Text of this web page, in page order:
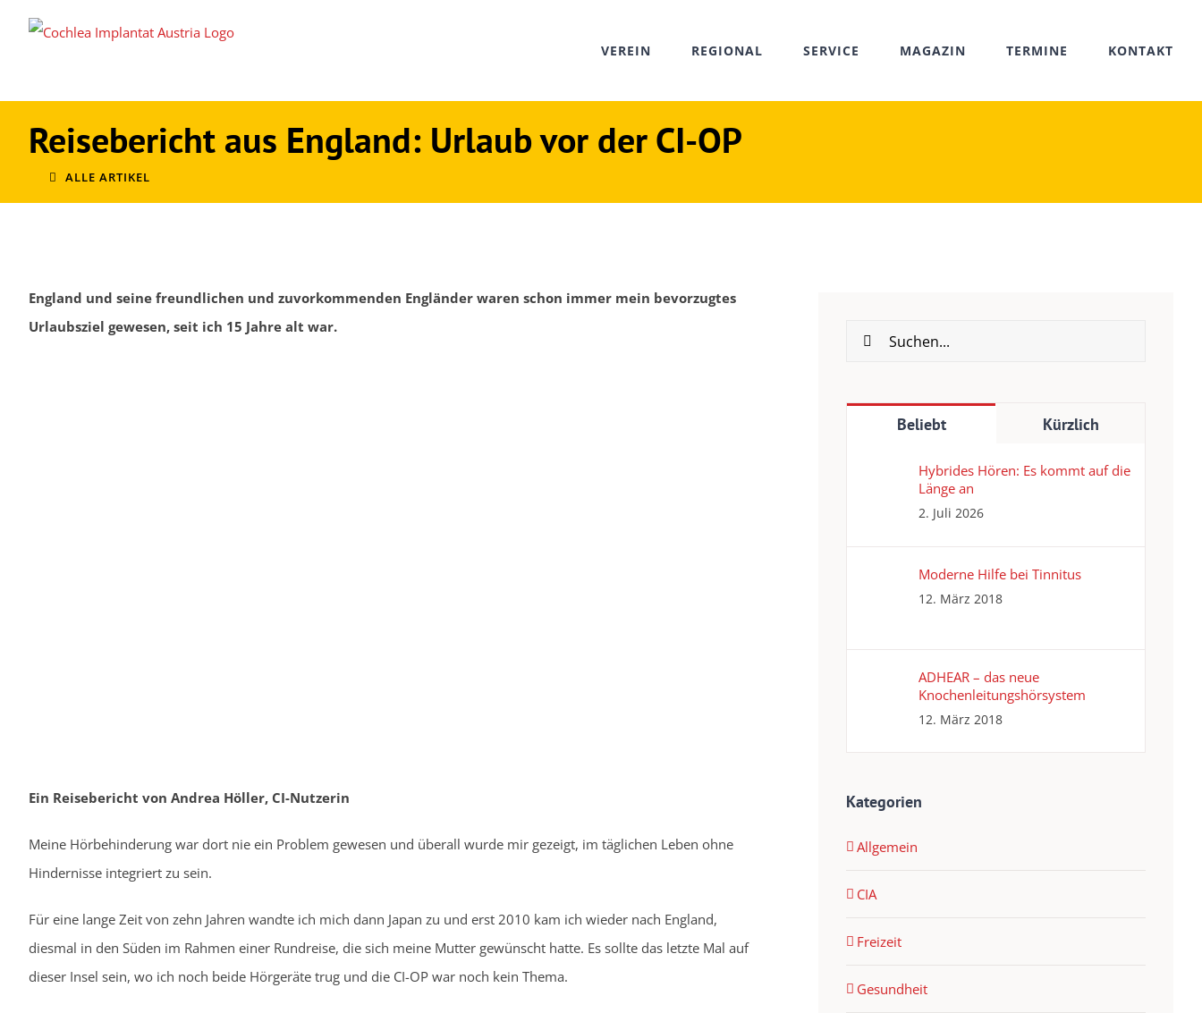
VEREIN REGIONAL SERVICE MAGAZIN TERMINE KONTAKT
Reisebericht aus England: Urlaub vor der CI-OP
ALLE ARTIKEL
England und seine freundlichen und zuvorkommenden Engländer waren schon immer mein bevorzugtes
Urlaubsziel gewesen, seit ich 15 Jahre alt war.
Ein Reisebericht von Andrea Höller, CI-Nutzerin
Meine Hörbehinderung war dort nie ein Problem gewesen und überall wurde mir gezeigt, im täglichen Leben ohne
Hindernisse integriert zu sein.
Für eine lange Zeit von zehn Jahren wandte ich mich dann Japan zu und erst 2010 kam ich wieder nach England,
diesmal in den Süden im Rahmen einer Rundreise, die sich meine Mutter gewünscht hatte. Es sollte das letzte Mal auf
dieser Insel sein, wo ich noch beide Hörgeräte trug und die CI-OP war noch kein Thema.
Suche
Beliebt Kürzlich
Hybrides Hören: Es kommt auf die
Länge an
2. Juli 2026
Moderne Hilfe bei Tinnitus
12. März 2018
ADHEAR – das neue
Knochenleitungshörsystem
12. März 2018
Kategorien
Allgemein
CIA
Freizeit
Gesundheit